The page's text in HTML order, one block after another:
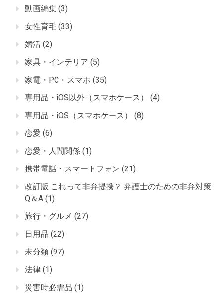
動画編集 (3)
女性育毛 (33)
婚活 (2)
家具・インテリア (5)
家電・PC・スマホ (35)
専用品・iOS以外（スマホケース）
(4)
専用品・iOS（スマホケース）
(8)
恋愛 (6)
恋愛・人間関係 (1)
携帯電話・スマートフォン (21)
改訂版 これって非弁提携？ 弁護士のための非弁対策
Q＆A (1)
旅行・グルメ (27)
日用品 (22)
未分類 (97)
法律 (1)
災害時必需品 (1)